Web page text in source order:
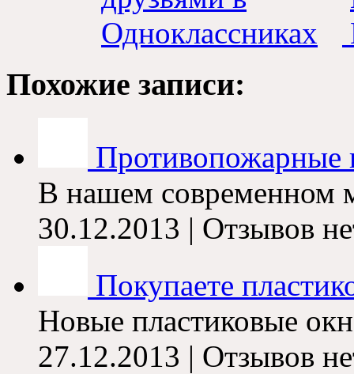
Похожие записи:
Противопожарные
В нашем современном
30.12.2013 | Отзывов
Покупаете
Новые пластиковые
27.12.2013 | Отзывов